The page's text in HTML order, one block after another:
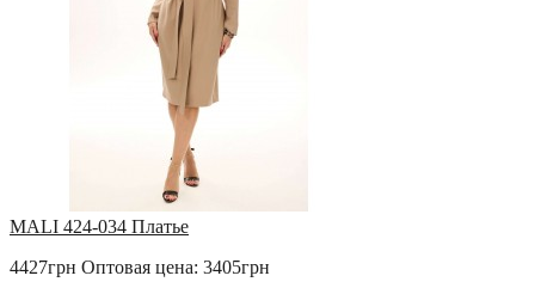
test_producer
VESNALETTO
VILENA FASHION
VITTORIA QUEEN
РАСПРОДАЖА
Твой Имидж
MALI 424-034 Платье
4427грн Оптовая цена: 3405грн